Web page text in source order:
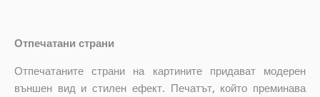
Отпечатани страни
Отпечатаните страни на картините придават модерен
външен вид и стилен ефект. Печатът, който преминава